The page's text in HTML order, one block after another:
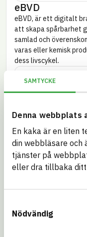
SAMTYCKE
Denna webbplats
En kaka är en liten
din webbläsare och
tjänster på
eller dra tillbaka
Nödvändig
eBVD
eBVD, är ett digitalt
att skapa spårbarhet
samlad och
varas eller kemisk
dess livscykel.
Kravställare
certifieringar.
BREEAM NOR
Byggkeramikrådet
Substances of